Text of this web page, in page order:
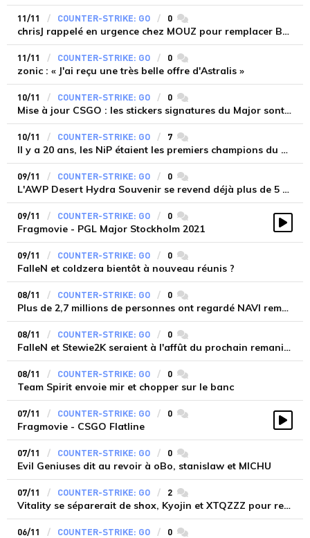
11/11 COUNTER-STRIKE: GO 0 commentaires
chrisJ rappelé en urgence chez MOUZ pour remplacer Bymas
11/11 COUNTER-STRIKE: GO 0 commentaires
zonic : « J'ai reçu une très belle offre d'Astralis »
10/11 COUNTER-STRIKE: GO 0 commentaires
Mise à jour CSGO : les stickers signatures du Major sont arrivés
10/11 COUNTER-STRIKE: GO 7 commentaires
Il y a 20 ans, les NiP étaient les premiers champions du monde
09/11 COUNTER-STRIKE: GO 0 commentaires
L'AWP Desert Hydra Souvenir se revend déjà plus de 5 000€
09/11 COUNTER-STRIKE: GO 0 commentaires
Fragmovie - PGL Major Stockholm 2021
09/11 COUNTER-STRIKE: GO 0 commentaires
FalleN et coldzera bientôt à nouveau réunis ?
08/11 COUNTER-STRIKE: GO 0 commentaires
Plus de 2,7 millions de personnes ont regardé NAVI remporter le PGL Major Stockholm 2021
08/11 COUNTER-STRIKE: GO 0 commentaires
FalleN et Stewie2K seraient à l'affût du prochain remaniement en Amérique
08/11 COUNTER-STRIKE: GO 0 commentaires
Team Spirit envoie mir et chopper sur le banc
07/11 COUNTER-STRIKE: GO 0 commentaires
Fragmovie - CSGO Flatline
07/11 COUNTER-STRIKE: GO 0 commentaires
Evil Geniuses dit au revoir à oBo, stanislaw et MICHU
07/11 COUNTER-STRIKE: GO 2 commentaires
Vitality se séparerait de shox, Kyojin et XTQZZZ pour recruter le trio d'Astralis en 2022
06/11 COUNTER-STRIKE: GO 0 commentaires